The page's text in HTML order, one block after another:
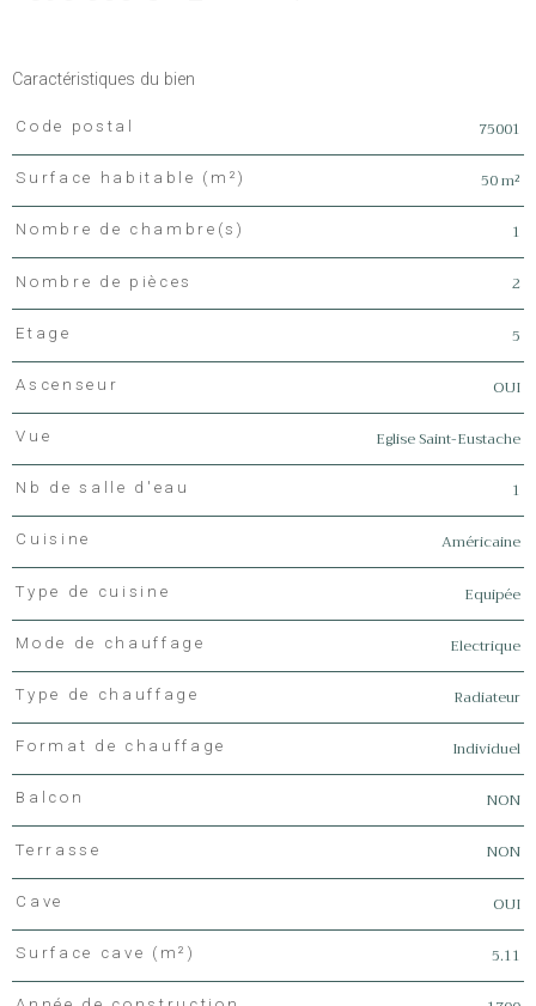
Caractéristiques du bien
Caractéristiques Valeurs
Code postal 75001
Surface habitable (m²) 50 m²
Nombre de chambre(s) 1
Nombre de pièces 2
Etage 5
Ascenseur OUI
Vue Eglise Saint-Eustache
Nb de salle d'eau 1
Cuisine Américaine
Type de cuisine Equipée
Mode de chauffage Electrique
Type de chauffage Radiateur
Format de chauffage Individuel
Balcon NON
Terrasse NON
Cave OUI
Surface cave (m²) 5.11